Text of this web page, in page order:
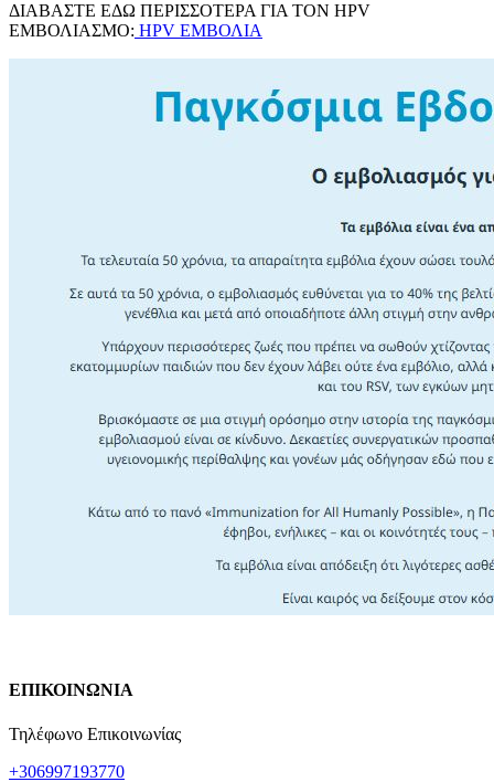
ΔΙΑΒΑΣΤΕ ΕΔΩ ΠΕΡΙΣΣΟΤΕΡΑ ΓΙΑ ΤΟΝ HPV
ΕΜΒΟΛΙΑΣΜΟ: HPV ΕΜΒΟΛΙΑ
ΕΠΙΚΟΙΝΩΝΙΑ
Τηλέφωνο Επικοινωνίας
+306997193770